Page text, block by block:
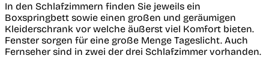
In den Schlafzimmern finden Sie jeweils ein
Boxspringbett sowie einen großen und geräumigen
Kleiderschrank vor welche äußerst viel Komfort bieten.
Fenster sorgen für eine große Menge Tageslicht. Auch
Fernseher sind in zwei der drei Schlafzimmer vorhanden.